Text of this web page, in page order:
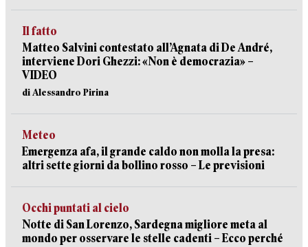
Il fatto
Matteo Salvini contestato all’Agnata di De André,
interviene Dori Ghezzi: «Non è democrazia» –
VIDEO
di Alessandro Pirina
Meteo
Emergenza afa, il grande caldo non molla la presa:
altri sette giorni da bollino rosso – Le previsioni
Occhi puntati al cielo
Notte di San Lorenzo, Sardegna migliore meta al
mondo per osservare le stelle cadenti – Ecco perché